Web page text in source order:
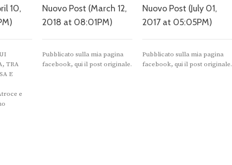
10,
TRA
E
e
Nuovo Post (March 12,
2018 at 08:01PM)
Pubblicato sulla mia pagina
facebook, qui il post originale.
Nuovo Post (July 01,
2017 at 05:05PM)
Pubblicato sulla mia pagina
facebook, qui il post originale.